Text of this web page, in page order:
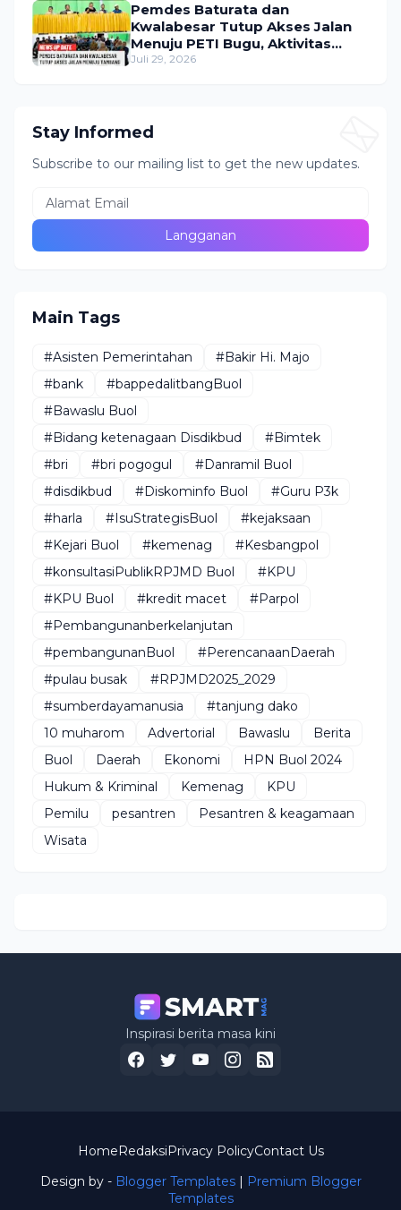
Pemdes Baturata dan
Kwalabesar Tutup Akses Jalan
Menuju PETI Bugu, Aktivitas
Tambang Diduga Masih
Juli 29, 2026
Stay Informed
Subscribe to our mailing list to get the new updates.
Main Tags
#Asisten Pemerintahan
#Bakir Hi. Majo
#bank
#bappedalitbangBuol
#Bawaslu Buol
#Bidang ketenagaan Disdikbud
#Bimtek
#bri
#bri pogogul
#Danramil Buol
#disdikbud
#Diskominfo Buol
#Guru P3k
#harla
#IsuStrategisBuol
#kejaksaan
#Kejari Buol
#kemenag
#Kesbangpol
#konsultasiPublikRPJMD Buol
#KPU
#KPU Buol
#kredit macet
#Parpol
#Pembangunanberkelanjutan
#pembangunanBuol
#PerencanaanDaerah
#pulau busak
#RPJMD2025_2029
#sumberdayamanusia
#tanjung dako
10 muharom
Advertorial Bawaslu
Berita
Buol
Daerah Ekonomi
HPN Buol 2024
Hukum & Kriminal
Kemenag
KPU
Pemilu
pesantren
Pesantren & keagamaan
Wisata
Inspirasi berita masa kini
Design by - Blogger Templates| Premium Blogger
Templates
HomeRedaksiPrivacy PolicyContact Us